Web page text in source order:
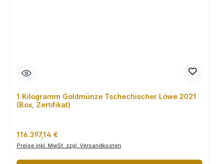
1 Kilogramm Goldmünze Tschechischer Löwe 2021
(Box, Zertifikat)
Regulärer Preis:
116.397,14 €
Preise inkl. MwSt. zzgl. Versandkosten